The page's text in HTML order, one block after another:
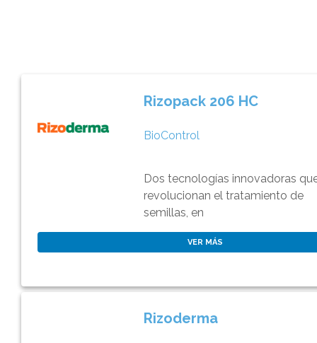
Rizopack 206 HC
BioControl
Dos tecnologías innovadoras
revolucionan el tratamiento de
semillas, en
VER MÁS
Rizoderma